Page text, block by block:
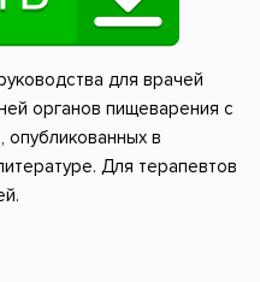
для врачей
органов пищеварения с
в
Для терапевтов